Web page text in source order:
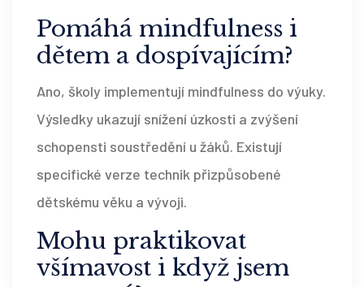
Pomáhá mindfulness i
dětem a dospívajícím?
Ano, školy implementují mindfulness do výuky.
Výsledky ukazují snížení úzkosti a zvýšení
schopensti soustředění u žáků. Existují
specifické verze technik přizpůsobené
dětskému věku a vývoji.
Mohu praktikovat
všímavost i když jsem